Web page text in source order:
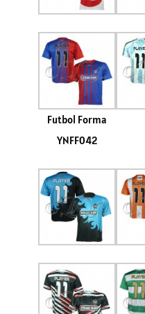
Futbol Forma
YNFF042